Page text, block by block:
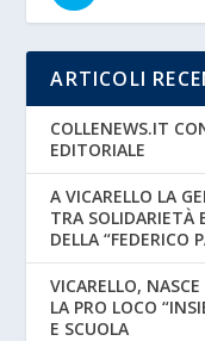
ARTICOLI
COLLENEWS.IT
EDITORIALE
A VICARELLO LA
TRA SOLIDARIETÀ
DELLA “FEDERICO
VICARELLO,
LA PRO LOCO
E SCUOLA